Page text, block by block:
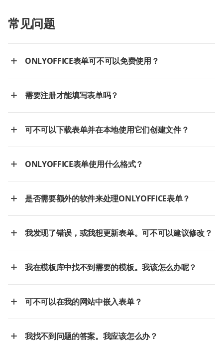
常见问题
ONLYOFFICE表单可不可以免费使用？
需要注册才能填写表单吗？
可不可以下载表单并在本地使用它们创建文件？
ONLYOFFICE表单使用什么格式？
是否需要额外的软件来处理ONLYOFFICE表单？
我发现了错误，或我想更新表单。可不可以建议修改？
我在模板库中找不到需要的模板。我该怎么办呢？
可不可以在我的网站中嵌入表单？
我找不到问题的答案。我应该怎么办？